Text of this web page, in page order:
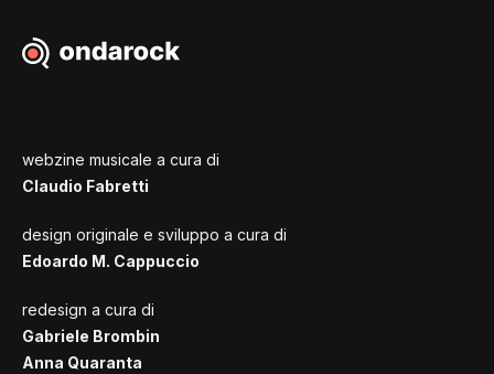
webzine musicale a cura di
Claudio Fabretti
design originale e sviluppo a cura di
Edoardo M. Cappuccio
redesign a cura di
Gabriele Brombin
Anna Quaranta